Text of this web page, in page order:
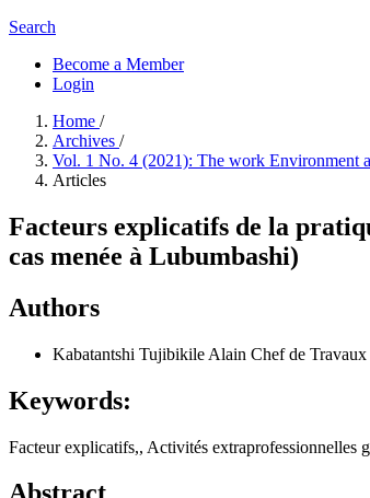
Search
Become a Member
Login
Home /
Archives /
Vol. 1 No. 4 (2021): The work Environment
Articles
Facteurs explicatifs de la
cas menée à Lubumbashi)
Authors
Kabatantshi Tujibikile Alain Chef de
Keywords:
Facteur explicatifs,, Activités extraprofessionnelles